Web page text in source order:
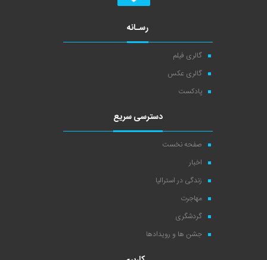
رسـانه
گالری فیلم
گالری عکس
پادکست
دسترسی سریع
صفحه نخست
اخبار
زندگی در استرالیا
مهاجرت
گردشگری
جشن ها و رویدادها